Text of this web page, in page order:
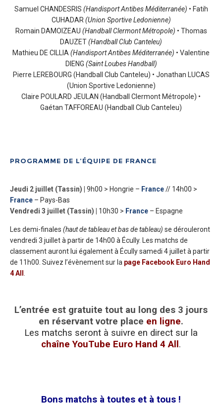
Samuel CHANDESRIS (Handisport Antibes Méditerranée) • Fatih
CUHADAR (Union Sportive Ledonienne)
Romain DAMOIZEAU (Handball Clermont Métropole) • Thomas
DAUZET(Handball Club Canteleu)
Mathieu DE CILLIA (Handisport Antibes Méditerranée) • Valentine
DIENG (Saint Loubes Handball)
Pierre LEREBOURG (Handball Club Canteleu) • Jonathan LUCAS
(Union Sportive Ledonienne)
Claire POULARD JEULAN (Handball Clermont Métropole) •
Gaétan TAFFOREAU (Handball Club Canteleu)
PROGRAMME DE L’ÉQUIPE DE FRANCE
Jeudi 2 juillet (Tassin) | 9h00 > Hongrie – France// 14h00 >
France – Pays-Bas
Vendredi 3 juillet (Tassin) | 10h30 > France – Espagne
Les demi-finales (haut de tableau et bas de tableau) se dérouleront
vendredi 3 juillet à partir de 14h00 à Écully. Les matchs de
classement auront lui également à Écully samedi 4 juillet à partir
de 11h00. Suivez l’évènement sur la page Facebook Euro Hand
4 All
L’entrée est gratuite tout au long des 3 jours
en réservant votre place en ligne.
Les matchs seront à suivre en direct sur la
chaîne YouTube Euro Hand 4 All.
Bons matchs à toutes et à tous !